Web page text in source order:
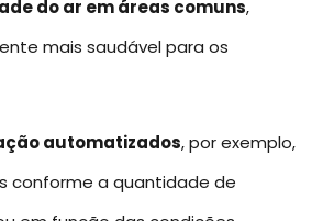
do ar em áreas comuns,
mais saudável para os
automatizados, por exemplo,
conforme a quantidade de